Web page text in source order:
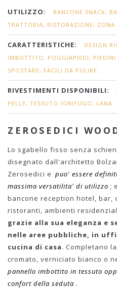
UTILIZZO:
BANCONE SNACK,
TRATTORIA, RISTORAZIONE, ZONA
CARATTERISTICHE:
DESIGN
IMBOTTITO, POGGIAPIEDI,
SPOSTARE, FACILI DA PULIRE
RIVESTIMENTI DISPONIBILI:
PELLE, TESSUTO IGNIFUGO, LANA
ZEROSEDICI
Lo sgabello fisso senza
disegnato dall'architetto
Zerosedici e puo' essere
massima versatilita' di utilizzo ;
bancone reception hotel,
ristoranti, ambienti
grazie alla sua eleganza e
nelle aree pubbliche, in
cucina di casa. Completano
cromato, verniciato bianco o
pannello imbottito in tessuto
confort della seduta .